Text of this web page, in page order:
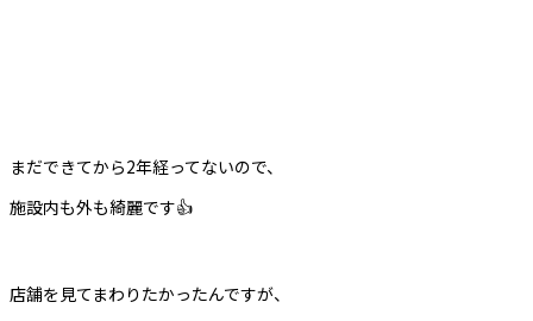
まだできてから2年経ってないので、
施設内も外も綺麗です👍
店舗を見てまわりたかったんですが、